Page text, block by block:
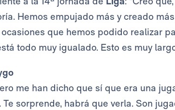
Hemos empujado más y creado
que hemos podido realizar
todo muy igualado. Esto es muy
me han dicho que sí que era una
sorprende, habrá que verla. Son